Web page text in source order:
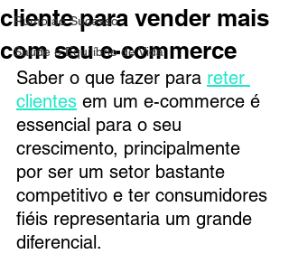
Rumo ao Sucesso
Saúde e Equilíbrio de Vida
cliente para vender mais
com seu e-commerce
Saber o que fazer para reter
clientes em um e-commerce é
essencial para o seu
crescimento, principalmente
por ser um setor bastante
competitivo e ter consumidores
fiéis representaria um grande
diferencial.